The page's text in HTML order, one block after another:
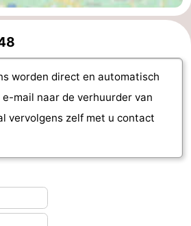
worden direct en automatisch
mail naar de verhuurder van
vervolgens zelf met u contact